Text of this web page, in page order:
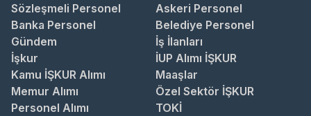
Sözleşmeli Personel
Askeri Personel
Banka Personel
Belediye Personel
Gündem
İş İlanları
İşkur
İUP Alımı İŞKUR
Kamu İŞKUR Alımı
Maaşlar
Memur Alımı
Özel Sektör İŞKUR
Personel Alımı
TOKİ